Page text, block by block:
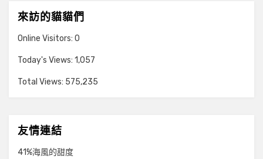
來訪的貓貓們
Online Visitors: 0
Today's Views: 1,057
Total Views: 575,235
友情連結
41%海風的甜度